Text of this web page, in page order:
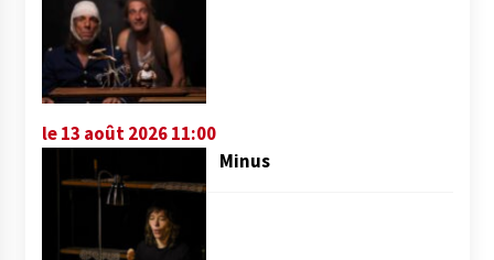
le 13 août 2026 11:00
Minus